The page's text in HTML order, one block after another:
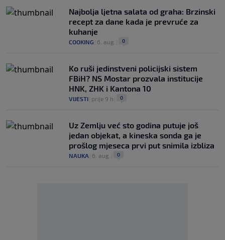
Najbolja ljetna salata od graha: Brzinski
recept za dane kada je prevruće za
kuhanje
COOKING 6. aug. 0
Ko ruši jedinstveni policijski sistem
FBiH? NS Mostar prozvala institucije
HNK, ZHK i Kantona 10
VIJESTI prije 9 h 0
Uz Zemlju već sto godina putuje još
jedan objekat, a kineska sonda ga je
prošlog mjeseca prvi put snimila izbliza
NAUKA 6. aug. 0